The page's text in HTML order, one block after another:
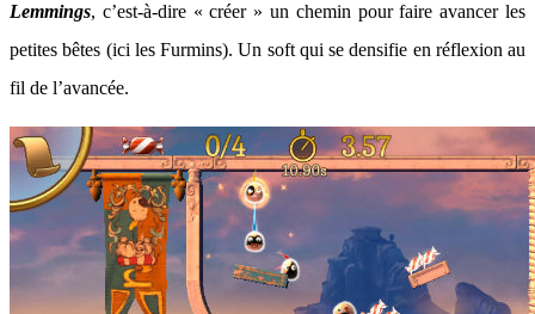
Lemmings, c’est-à-dire « créer » un chemin pour faire avancer les
petites bêtes (ici les Furmins). Un soft qui se densifie en réflexion au
fil de l’avancée.